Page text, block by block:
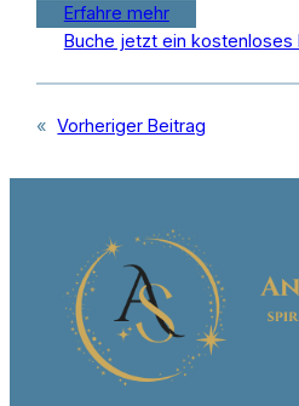
Erfahre mehr
Buche jetzt ein kostenloses
« Vorheriger Beitrag